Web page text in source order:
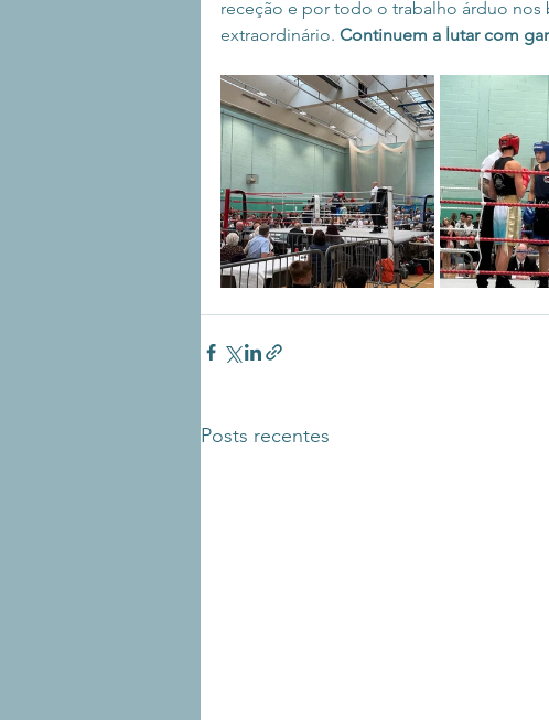
receção e por todo o trabalho árduo nos
extraordinário. Continuem a lutar com
Posts recentes